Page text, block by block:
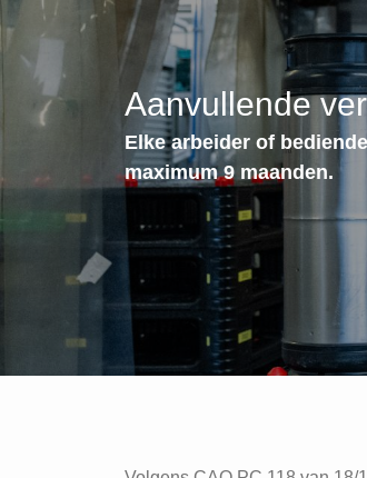
Aanvullende
Elke arbeider of
maximum 9 maanden.